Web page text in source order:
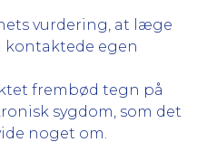
vurdering, at læge
kontaktede egen
frembød tegn på
sygdom, som det
noget om.